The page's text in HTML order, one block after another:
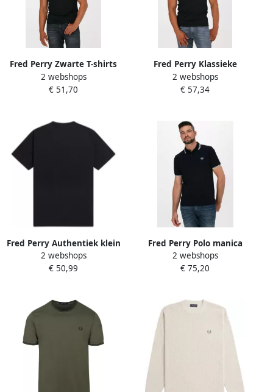
Fred Perry Zwarte T-shirts
en Polos Collectie Black
Heren
2 webshops
€ 51,70
Fred Perry Klassieke
dubbele streep ronde hals
t-shirt Black Heren
2 webshops
€ 57,34
Fred Perry Authentiek klein
geborduurd logo T-shirt
Zwart Heren
2 webshops
€ 50,99
Fred Perry Polo manica
corta con collo clico e
polsini bordati a contrasto e
Navy Bianco Blauw Heren
2 webshops
€ 75,20